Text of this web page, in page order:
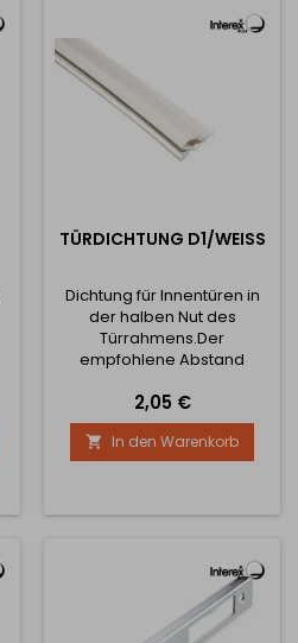
TÜRDICHTUNG D1/WEISS
Dichtung für Innentüren in
der halben Nut des
Türrahmens.Der
empfohlene Abstand
dem Türblatt beträgt 5 mm.
Hinweis: Der Preis der
Dichtung ist für 1 Meter.
Preis
2,05 €
 In den Warenkorb